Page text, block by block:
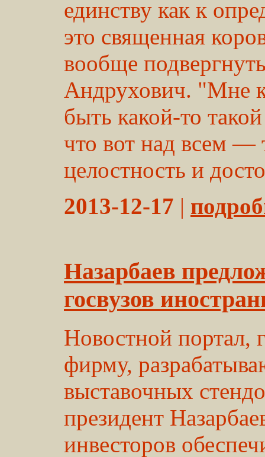
единству как к
это священная
вообще
Андрухович. "Мне
быть какой-то
что вот над всем —
целостность и
2013-12-17 |
Назарбаев
госвузов
Новостной портал,
фирму,
выставочных
президент
инвесторов